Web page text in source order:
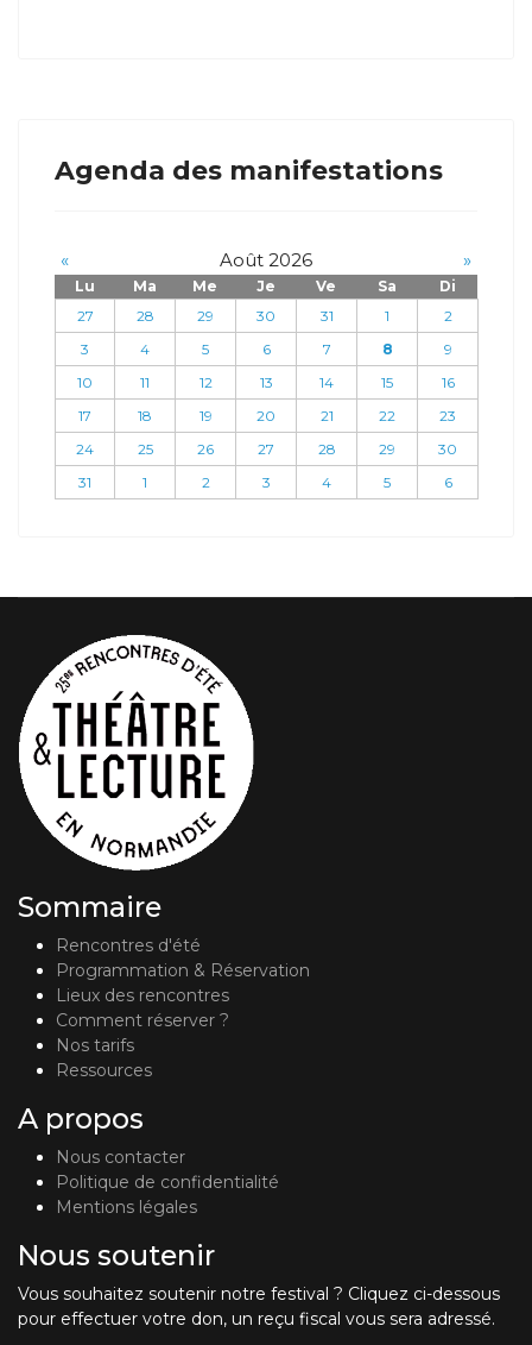
Agenda des manifestations
« Août 2026 »
Lu Ma Me Je Ve Sa
Di
27
28 29 30 31 1
2
3
4 5 6 7 8
9
10
11 12 13 14 15
16
17
18 19 20 21 22
23
24
25 26 27 28 29
30
31
1 2 3 4 5 6
Sommaire
Rencontres d'été
Programmation & Réservation
Lieux des rencontres
Comment réserver ?
Nos tarifs
Ressources
A propos
Nous contacter
Politique de confidentialité
Mentions légales
Nous soutenir
Vous souhaitez soutenir notre festival ? Cliquez ci-dessous
pour effectuer votre don, un reçu fiscal vous sera adressé.